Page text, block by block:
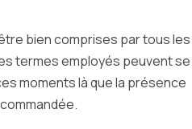
bien comprises par tous les
termes employés peuvent se
moments là que la présence